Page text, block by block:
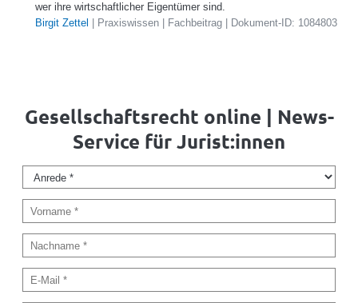
wer ihre wirtschaftlicher Eigentümer sind.
Birgit Zettel
| Praxiswissen | Fachbeitrag | Dokument-ID: 1084803
Gesellschaftsrecht online | News-
Service für Jurist:innen